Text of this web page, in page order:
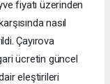
fiyatı üzerinden
nasıl
Çayırova
ücretin güncel
eleştirileri